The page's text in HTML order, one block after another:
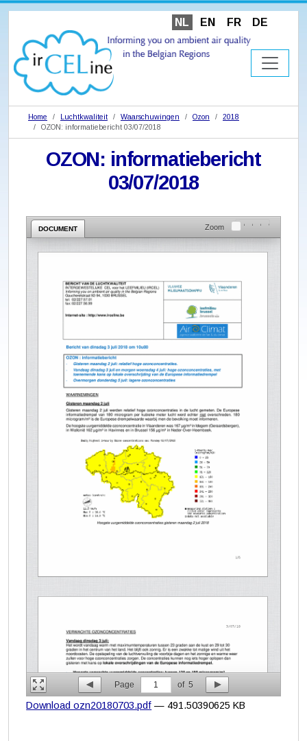
NL EN FR DE
Home Luchtkwaliteit Waarschuwingen Ozon
2018
OZON: informatiebericht 03/07/2018
OZON: informatiebericht
03/07/2018
DOCUMENT Zoom
Page 1 of 5
Download ozn20180703.pdf — 491.50390625 KB